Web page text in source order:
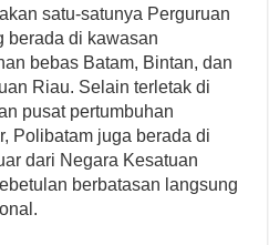
satu-satunya Perguruan
berada di kawasan
bebas Batam, Bintan, dan
Riau. Selain terletak di
pusat pertumbuhan
Polibatam juga berada di
dari Negara Kesatuan
berbatasan langsung